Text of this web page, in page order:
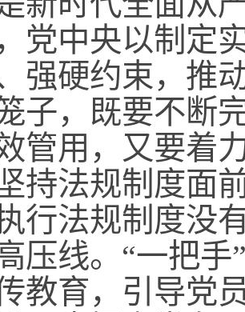
党中央以制定
强硬约束，推
子，既要不断
管用，又要着
持法规制度面
行法规制度没
压线。 “一把手
教育，引导党